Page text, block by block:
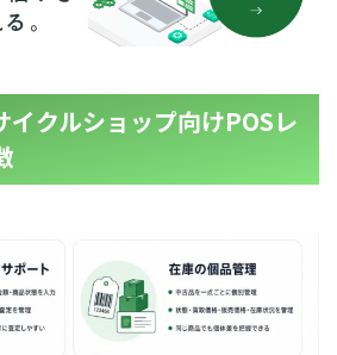
イクルショップ向けPOSレ